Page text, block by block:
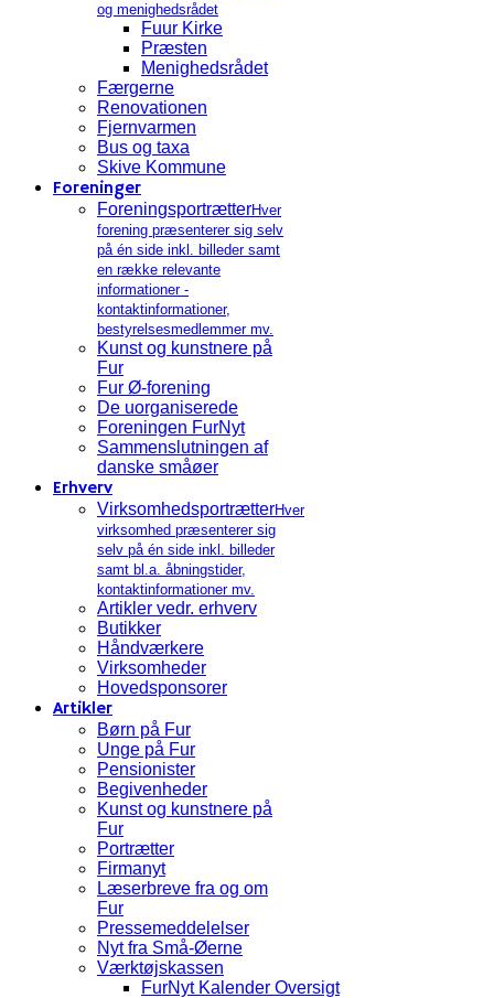
og menighedsrådet
Fuur Kirke
Præsten
Menighedsrådet
Færgerne
Renovationen
Fjernvarmen
Bus og taxa
Skive Kommune
Foreninger
ForeningsportrætterHver
forening præsenterer sig selv
på én side inkl. billeder samt
en række relevante
informationer -
kontaktinformationer,
bestyrelsesmedlemmer mv.
Kunst og kunstnere på
Fur
Fur Ø-forening
De uorganiserede
Foreningen FurNyt
Sammenslutningen af
danske småøer
Erhverv
VirksomhedsportrætterHver
virksomhed præsenterer sig
selv på én side inkl. billeder
samt bl.a. åbningstider,
kontaktinformationer mv.
Artikler vedr. erhverv
Butikker
Håndværkere
Virksomheder
Hovedsponsorer
Artikler
Børn på Fur
Unge på Fur
Pensionister
Begivenheder
Kunst og kunstnere på
Fur
Portrætter
Firmanyt
Læserbreve fra og om
Fur
Pressemeddelelser
Nyt fra Små-Øerne
Værktøjskassen
FurNyt Kalender Oversigt